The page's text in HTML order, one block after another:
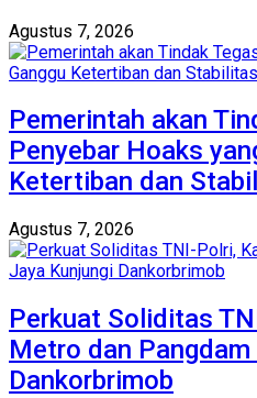
Agustus 7, 2026
Pemerintah akan
Penyebar Hoaks
Ketertiban dan
Agustus 7, 2026
Perkuat Soliditas
Metro dan
Dankorbrimob